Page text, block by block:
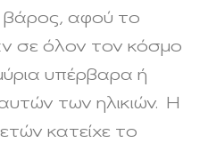
βάρος, αφού το
σε όλον τον κόσμο
υπέρβαρα ή
των ηλικιών. Η
κατείχε το